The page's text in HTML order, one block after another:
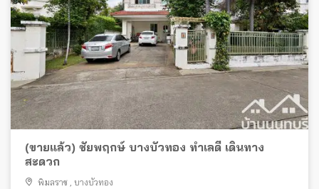
(ขายแล้ว) ชัยพฤกษ์ บางบัวทอง ทำเลดี เดินทาง
สะดวก
พิมลราช , บางบัวทอง